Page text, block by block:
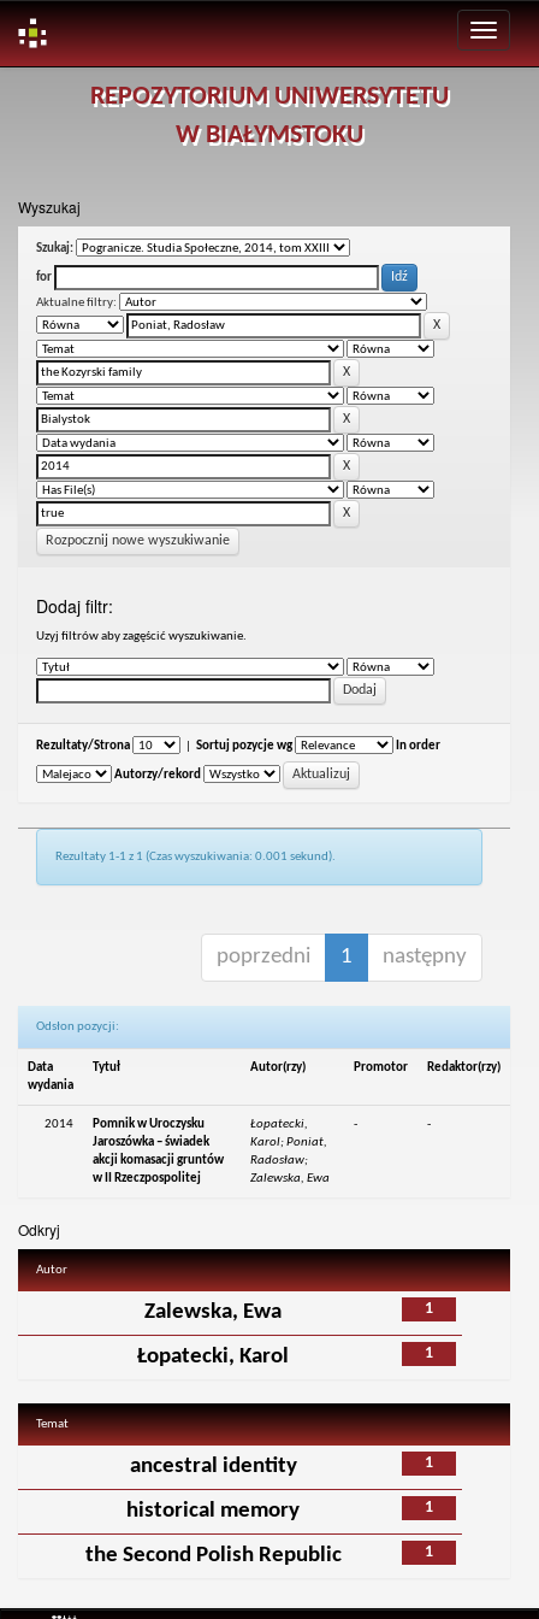
REPOZYTORIUM UNIWERSYTETU
W BIAŁYMSTOKU
Wyszukaj
Szukaj:
for
Aktualne filtry:
Rozpocznij nowe wyszukiwanie
Dodaj filtr:
Uzyj filtrów aby zagęścić wyszukiwanie.
Rezultaty/Strona Sortuj pozycje wg In order
Autorzy/rekord
Rezultaty 1-1 z 1 (Czas wyszukiwania: 0.001 sekund).
poprzedni 1 następny
Odsłon pozycji:
Data
wydania
Tytuł Autor(rzy) Promotor Redaktor(rzy)
2014
Pomnik w Uroczysku
Jaroszówka – świadek
akcji komasacji gruntów
w II Rzeczpospolitej
Łopatecki,
Karol; Poniat,
Radosław;
Zalewska, Ewa
- -
Odkryj
Autor
1
Zalewska, Ewa
1
Łopatecki, Karol
Temat
1
ancestral identity
1
historical memory
1
the Second Polish Republic